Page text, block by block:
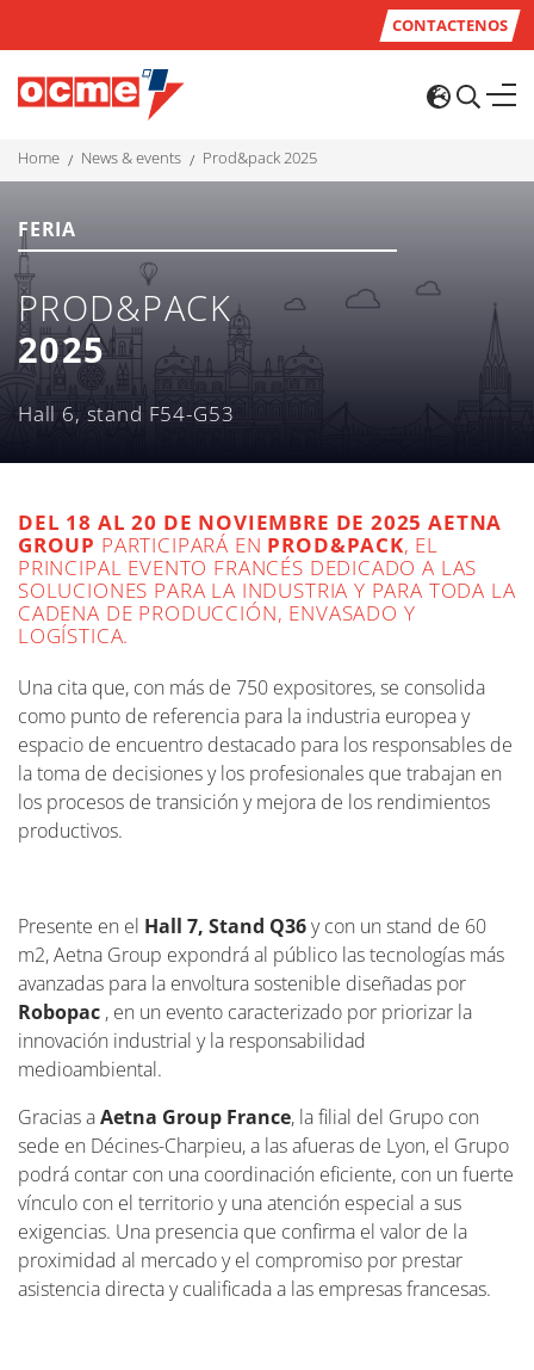
CONTACTENOS
home news & events prod&pack 2025
FERIA
PROD&PACK
2025
Hall 6, stand F54-G53
DEL 18 AL 20 DE NOVIEMBRE DE 2025 AETNA
GROUP PARTICIPARÁ EN PROD&PACK, EL
PRINCIPAL EVENTO FRANCÉS DEDICADO A LAS
SOLUCIONES PARA LA INDUSTRIA Y PARA TODA LA
CADENA DE PRODUCCIÓN, ENVASADO Y
LOGÍSTICA.
Una cita que, con más de 750 expositores, se consolida
como punto de referencia para la industria europea y
espacio de encuentro destacado para los responsables de
la toma de decisiones y los profesionales que trabajan en
los procesos de transición y mejora de los rendimientos
productivos.
Presente en el Hall 7, Stand Q36y con un stand de 60
m2, Aetna Group expondrá al público las tecnologías más
avanzadas para la envoltura sostenible diseñadas por
Robopac , en un evento caracterizado por priorizar la
innovación industrial y la responsabilidad
medioambiental.
Gracias aAetna Group France, la filial del Grupo con
sede en Décines-Charpieu, a las afueras de Lyon, el Grupo
podrá contar con una coordinación eficiente, con un fuerte
vínculo con el territorio y una atención especial a sus
exigencias. Una presencia que confirma el valor de la
proximidad al mercado y el compromiso por prestar
asistencia directa y cualificada a las empresas francesas.